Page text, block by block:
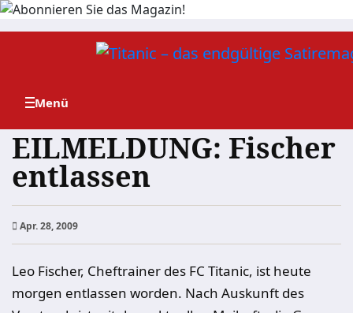
Zum
EILMELDUNG: Fischer
entlassen
Apr. 28, 2009
Leo Fischer, Cheftrainer des FC Titanic, ist heute
morgen entlassen worden. Nach Auskunft des